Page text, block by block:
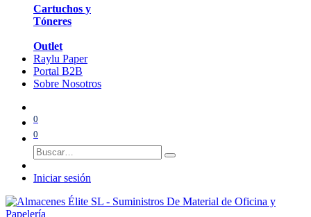
Cartuchos y
Tóneres
Outlet
Raylu Paper
Portal B2B
Sobre Nosotros
0
0
Iniciar sesión